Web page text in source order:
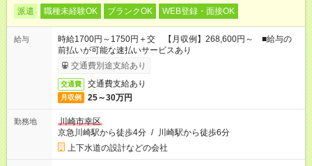
派遣 職種未経験OK ブランクOK WEB登録・面接OK
給与
時給1700円～1750円＋交 【月収例】268,600円～ ■給与の
前払いが可能な速払いサービスあり
交通費別途支給あり
交通費 交通費支給あり
月収例 25～30万円
勤務地
川崎市幸区
京急川崎駅から徒歩4分 / 川崎駅から徒歩6分
上下水道の設計などの会社